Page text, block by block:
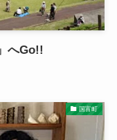
へGo!!
国富町